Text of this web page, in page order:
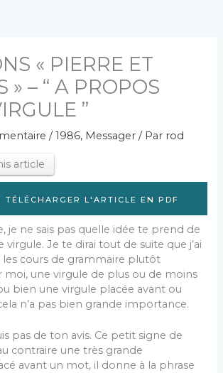
« PIERRE ET
» – “ A PROPOS
”
/1986, Messager / Par rod
article
TÉLÉCHARGER L'ARTICLE EN PDF
je ne sais pas quelle idée te prend de
virgule. Je te dirai tout de suite que j’ai
cours de grammaire plutôt
moi, une virgule de plus ou de moins
bien une virgule placée avant ou
n’a pas bien grande importance.
pas de ton avis. Ce petit signe de
contraire une très grande
avant un mot, il donne à la phrase